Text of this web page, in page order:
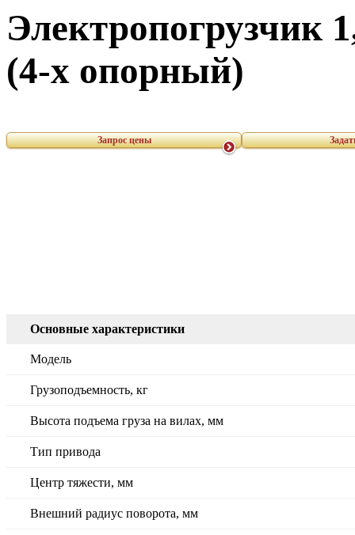
Электропогрузчик
(4-х опорный)
Запрос цены
Основные характеристики
Модель
Грузоподъемность, кг
Высота подъема груза на вилах, мм
Тип привода
Центр тяжести, мм
Внешний радиус поворота, мм